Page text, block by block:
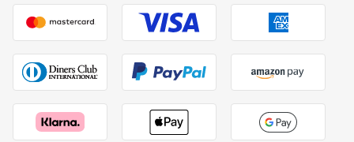
Verifizierter Kauf
Benjamin B., Deutschland
Dimension:225/40 ZR18 (92Y)
Fahrstil:Autobahn
Ø Durchschnittliche Jahresfahrleistung:30000 km